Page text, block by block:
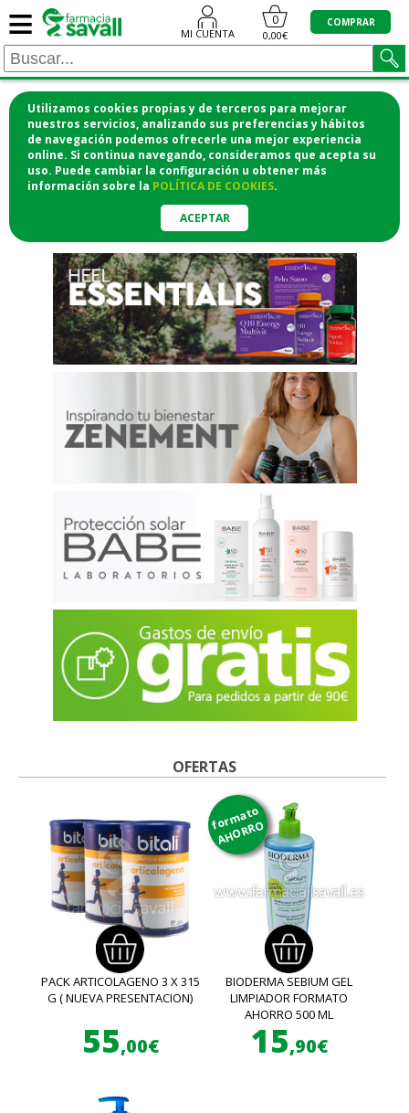
Utilizamos cookies propias y de terceros para mejorar
nuestros servicios, analizando sus preferencias y hábitos
de navegación podemos ofrecerle una mejor experiencia
online. Si continua navegando, consideramos que acepta su
uso. Puede cambiar la configuración u obtener más
información sobre la POLÍTICA DE COOKIES.
ACEPTAR
≡ MI CUENTA
0
0,00€
COMPRAR
¡COMPRA CÓMODAMENTE
DESDE CASA Y RECOGE EN LA
FARMACIA!o si lo prefieres te lo mandamos
a casa
OFERTAS
PACK ARTICOLAGENO 3 X 315
G ( NUEVA PRESENTACION)
55,00€
formato
AHORRO
BIODERMA SEBIUM GEL
LIMPIADOR FORMATO
AHORRO 500 ML
15,90€